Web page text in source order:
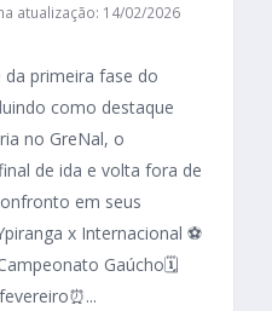
atualização: 14/02/2026
primeira fase do
como destaque
no GreNal, o
de ida e volta fora de
em seus
x Internacional ⚽
Gaúcho🗓️